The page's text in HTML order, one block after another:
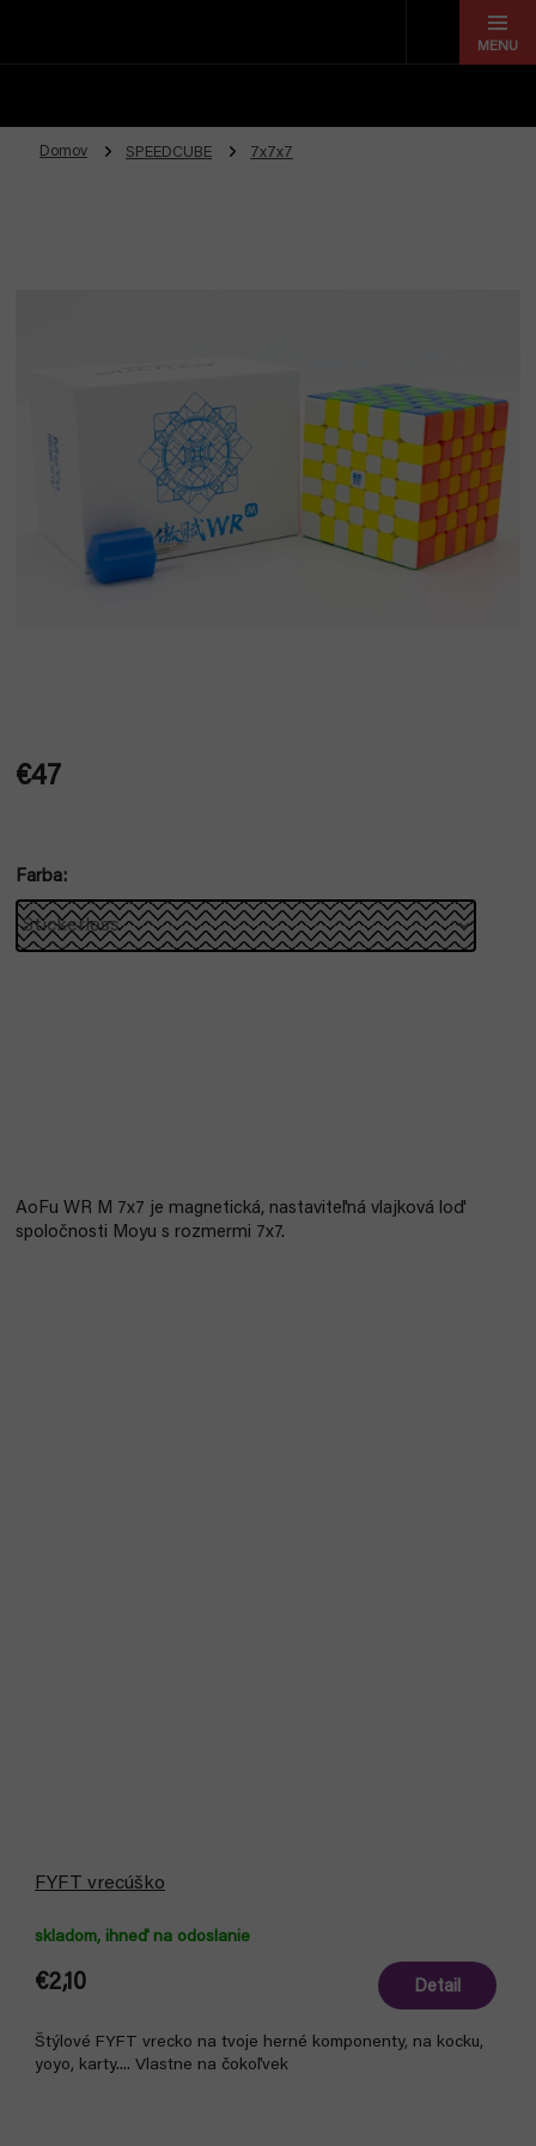
Domov SPEEDCUBE 7x7x7
€47
Farba
AoFu WR M 7x7 je magnetická, nastaviteľná vlajková loď
spoločnosti Moyu s rozmermi 7x7.
FYFT vrecúško
skladom, ihneď na odoslanie
€2,10 Detail
Štýlové FYFT vrecko na tvoje herné komponenty, na kocku,
yoyo, karty.... Vlastne na čokoľvek